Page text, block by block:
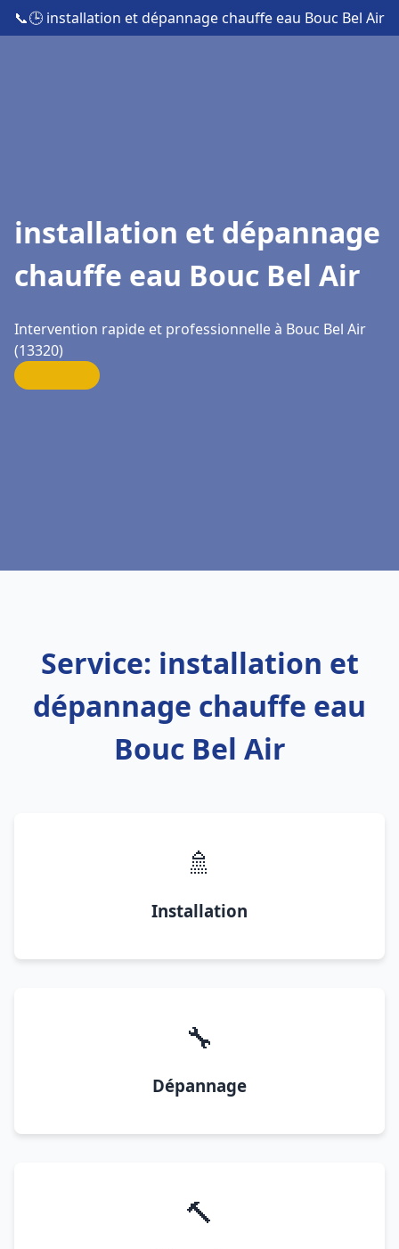
📞🕒 installation et dépannage chauffe eau Bouc Bel Air
installation et dépannage
chauffe eau Bouc Bel Air
Intervention rapide et professionnelle à Bouc Bel Air
(13320)
Service: installation et
dépannage chauffe eau
Bouc Bel Air
🚿
Installation
🔧
Dépannage
🔨